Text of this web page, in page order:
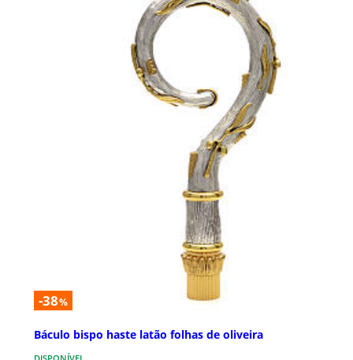
-38%
Báculo bispo haste latão folhas de oliveira